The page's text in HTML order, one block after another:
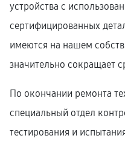
устройства с
сертифицированных
имеются на нашем
значительно сокращает
По окончании ремонта
специальный отдел
тестирования и